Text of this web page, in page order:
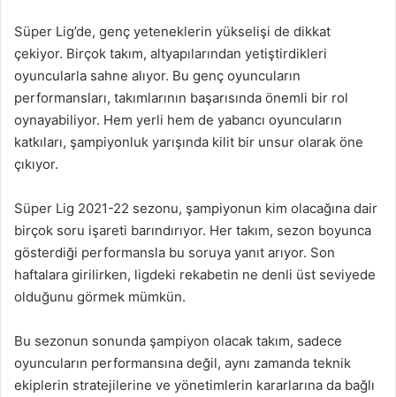
Süper Lig’de, genç yeteneklerin yükselişi de dikkat
çekiyor. Birçok takım, altyapılarından yetiştirdikleri
oyuncularla sahne alıyor. Bu genç oyuncuların
performansları, takımlarının başarısında önemli bir rol
oynayabiliyor. Hem yerli hem de yabancı oyuncuların
katkıları, şampiyonluk yarışında kilit bir unsur olarak öne
çıkıyor.
Süper Lig 2021-22 sezonu, şampiyonun kim olacağına dair
birçok soru işareti barındırıyor. Her takım, sezon boyunca
gösterdiği performansla bu soruya yanıt arıyor. Son
haftalara girilirken, ligdeki rekabetin ne denli üst seviyede
olduğunu görmek mümkün.
Bu sezonun sonunda şampiyon olacak takım, sadece
oyuncuların performansına değil, aynı zamanda teknik
ekiplerin stratejilerine ve yönetimlerin kararlarına da bağlı